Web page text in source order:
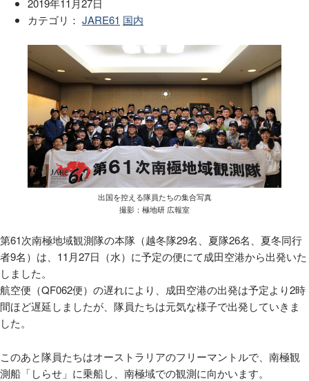
2019年11月27日
カテゴリ： JARE61 国内
出国を控える隊員たちの集合写真
撮影：極地研 広報室
第61次南極地域観測隊の本隊（越冬隊29名、夏隊26名、夏冬同行
者9名）は、11月27日（水）に予定の便にて成田空港から出発いた
しました。
航空便（QF062便）の遅れにより、成田空港の出発は予定より2時
間ほど遅延しましたが、隊員たちは元気な様子で出発していきま
した。
このあと隊員たちはオーストラリアのフリーマントルで、南極観
測船「しらせ」に乗船し、南極域での観測に向かいます。